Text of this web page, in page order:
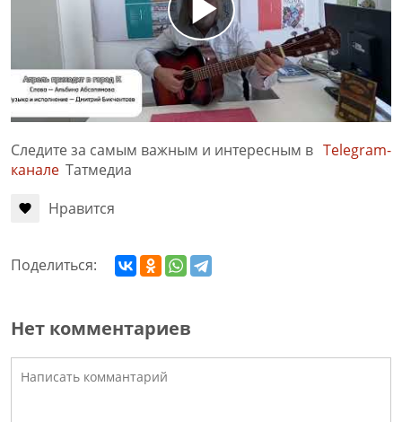
Следите за самым важным и интересным в Telegram-
канале Татмедиа
Нравится
Поделиться:
Нет комментариев